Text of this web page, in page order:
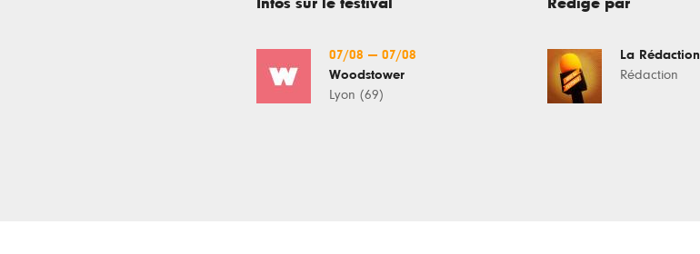
Infos sur le festival
07/08 — 07/08
Woodstower
Lyon (69)
Rédigé par
La Rédaction
Rédaction